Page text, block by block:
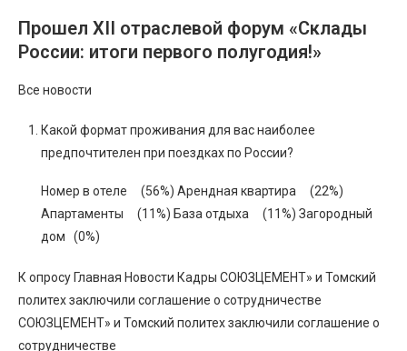
Прошел ХII отраслевой форум «Склады
России: итоги первого полугодия!»
Все новости
Какой формат проживания для вас наиболее
предпочтителен при поездках по России?
Номер в отеле (56%) Арендная квартира (22%)
Апартаменты (11%) База отдыха (11%) Загородный
дом (0%)
К опросу Главная Новости Кадры СОЮЗЦЕМЕНТ» и Томский
политех заключили соглашение о сотрудничестве
СОЮЗЦЕМЕНТ» и Томский политех заключили соглашение о
сотрудничестве